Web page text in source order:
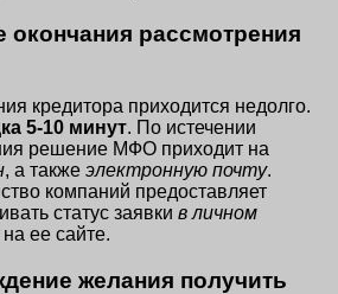
рассмотрения
кредитора приходится недолго.
5-10 минут. По истечении
решение МФО приходит на
, а также электронную почту.
компаний предоставляет
статус заявки в личном
ее сайте.
желания получить